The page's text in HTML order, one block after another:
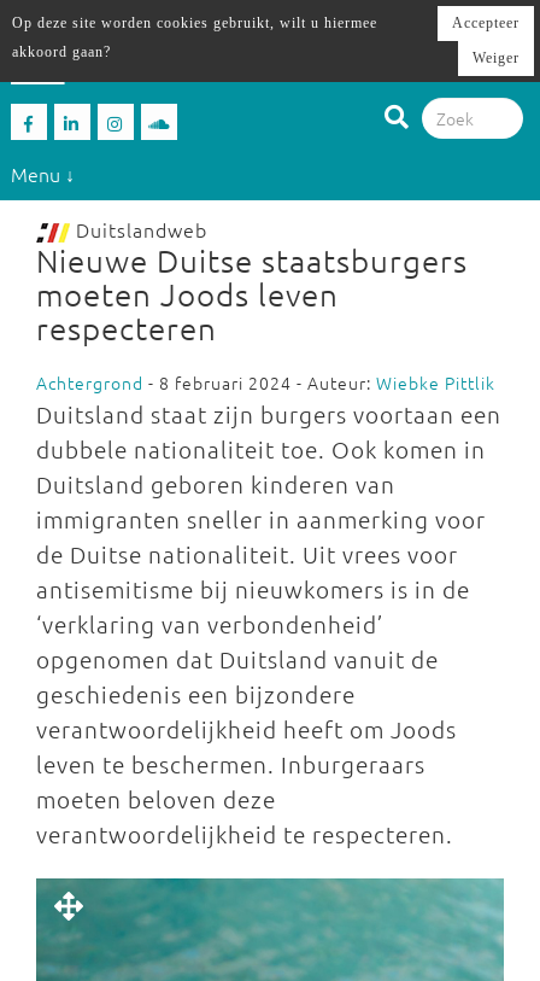
Menu ↓
Duitslandweb
Nieuwe Duitse staatsburgers
moeten Joods leven
respecteren
Achtergrond - 8 februari 2024 - Auteur: Wiebke Pittlik
Duitsland staat zijn burgers voortaan een
dubbele nationaliteit toe. Ook komen in
Duitsland geboren kinderen van
immigranten sneller in aanmerking voor
de Duitse nationaliteit. Uit vrees voor
antisemitisme bij nieuwkomers is in de
‘verklaring van verbondenheid’
opgenomen dat Duitsland vanuit de
geschiedenis een bijzondere
verantwoordelijkheid heeft om Joods
leven te beschermen. Inburgeraars
moeten beloven deze
verantwoordelijkheid te respecteren.
Op deze site worden cookies gebruikt, wilt u hiermee
akkoord gaan?
Accepteer
Weiger